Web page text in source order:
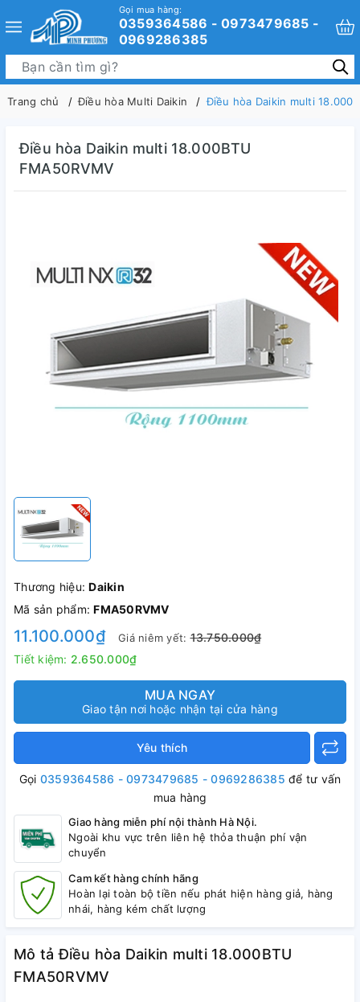
Gọi mua hàng:
0359364586 - 0973479685 -
0969286385
Trang chủ Điều hòa Multi Daikin Điều hòa Daikin multi
Điều hòa Daikin multi 18.000BTU
FMA50RVMV
Thương hiệu:Daikin
Mã sản phẩm:FMA50RVMV
11.100.000₫ Giá niêm yết:13.750.000₫
Tiết kiệm: 2.650.000₫
MUA NGAY
Giao tận nơi hoặc nhận tại cửa hàng
Yêu thích
Gọi 0359364586 - 0973479685 - 0969286385 để tư vấn
mua hàng
Giao hàng miễn phí nội thành Hà Nội.
Ngoài khu vực trên liên hệ thỏa thuận phí vận
chuyển
Cam kết hàng chính hãng
Hoàn lại toàn bộ tiền nếu phát hiện hàng giả, hàng
nhái, hàng kém chất lượng
Mô tả Điều hòa Daikin multi 18.000BTU
FMA50RVMV